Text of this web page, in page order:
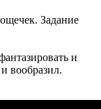
Задание
и
вообразил.